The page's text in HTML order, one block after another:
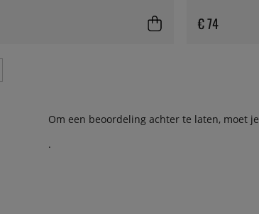
€ 74
Om een beoordeling achter te laten, moet je
.